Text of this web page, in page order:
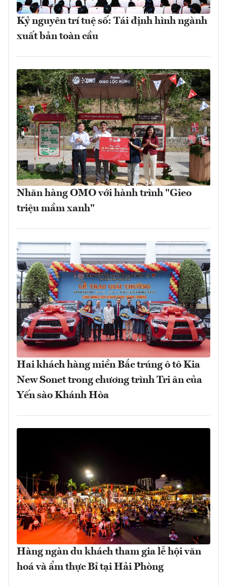
Kỷ nguyên trí tuệ số: Tái định hình ngành
xuất bản toàn cầu
Nhãn hàng OMO với hành trình "Gieo
triệu mầm xanh"
Hai khách hàng miền Bắc trúng ô tô Kia
New Sonet trong chương trình Tri ân của
Yến sào Khánh Hòa
Hàng ngàn du khách tham gia lễ hội văn
hoá và ẩm thực Bỉ tại Hải Phòng